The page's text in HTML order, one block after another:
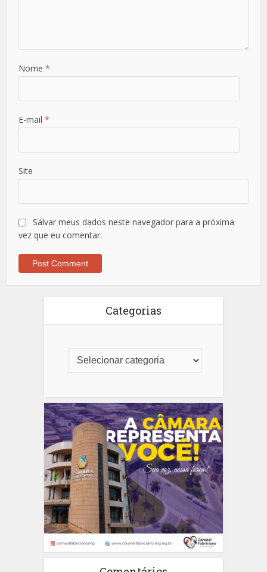
Nome*
E-mail*
Site
Salvar meus dados neste navegador para a próxima
vez que eu comentar.
Categorias